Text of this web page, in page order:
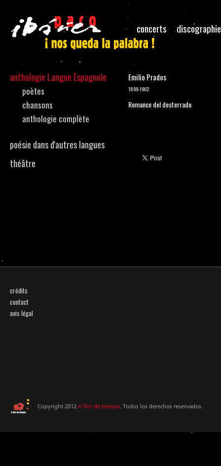
concerts discographie
Emilio Prados
1899-1962
Romance del desterrado
anthologie Langue Espagnole
poètes
chansons
anthologie complète
poésie dans d'autres langues
théâtre
crédits
contact
avis légal
Copyright 2012 A flor de tiempo. Todos los derechos reservados.